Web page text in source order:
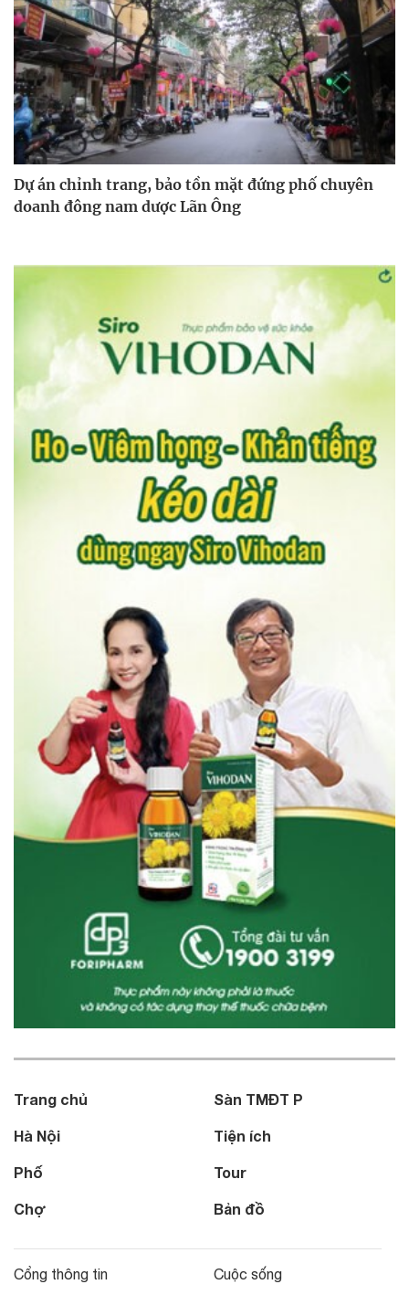
Dự án chỉnh trang, bảo tồn mặt đứng phố chuyên
doanh đông nam dược Lãn Ông
Trang chủ
Hà Nội
Phố
Chợ
Sàn TMĐT P
Tiện ích
Tour
Bản đồ
Cổng thông tin Cuộc sống